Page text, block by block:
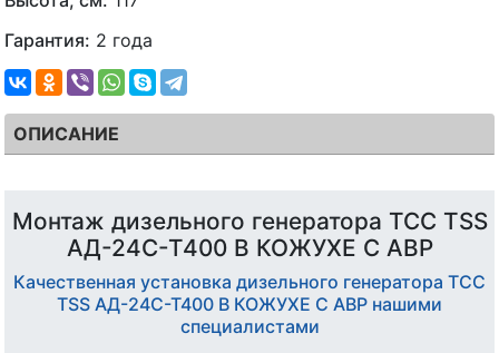
Гарантия: 2 года
ОПИСАНИЕ
Монтаж дизельного генератора ТСС TSS
АД-24С-Т400 В КОЖУХЕ С АВР
Качественная установка дизельного генератора ТСС
TSS АД-24С-Т400 В КОЖУХЕ С АВР нашими
специалистами